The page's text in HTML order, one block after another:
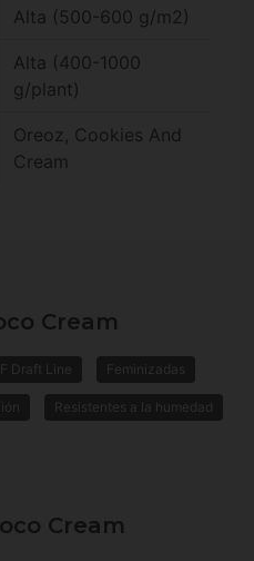
Alta (500-600 g/m2)
Alta (400-1000
g/plant)
Oreoz, Cookies And
Cream
Cream
Draft Line Feminizadas
Resistentes a la humedad
Cream